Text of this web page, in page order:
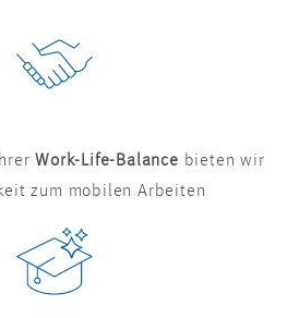
Work-Life-Balance bieten wir
zum mobilen Arbeiten